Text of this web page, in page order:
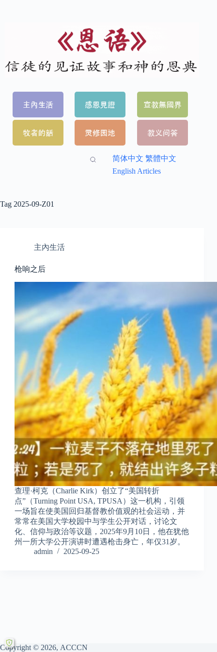
简体中文 繁體中文
English Articles
Tag 2025-09-Z01
主內生活
枪响之后
查理·柯克（Charlie Kirk）创立了“美国转折
点”（Turning Point USA, TPUSA）这一机构，引领
一场旨在使美国回归基督教价值观的社会运动，并
常常在美国大学校园中与学生公开对话，讨论文
化、信仰与政治等议题，2025年9月10日，他在犹他
州一所大学公开演讲时遭遇枪击身亡，年仅31岁。
admin
2025-09-25
Copyright © 2026, ACCCN